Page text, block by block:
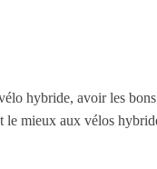
hybride, avoir les
mieux aux vélos